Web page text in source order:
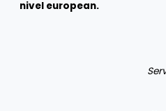
nivel european.